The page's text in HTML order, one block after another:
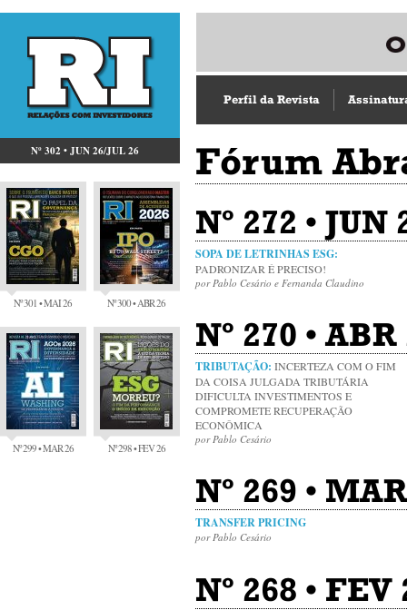
Nº 302 • JUN 26/JUL 26
Nº 301 • MAI 26 Nº 300 • ABR 26
Nº 299 • MAR 26 Nº 298 • FEV 26
Perfil da Revista
Fórum
Nº 272 •
SOPA DE LETRINHAS ESG:
PADRONIZAR É PRECISO!
por Pablo Cesário e Fernanda Claudino
Nº 270 •
TRIBUTAÇÃO: INCERTEZA COM O FIM
DA COISA JULGADA TRIBUTÁRIA
DIFICULTA INVESTIMENTOS E
COMPROMETE RECUPERAÇÃO
ECONÔMICA
por Pablo Cesário
Nº 269 •
TRANSFER PRICING
por Pablo Cesário
Nº 268 •